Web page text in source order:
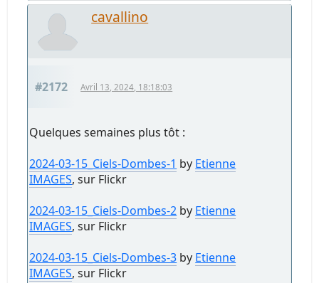
cavallino
#2172 Avril 13, 2024, 18:18:03
Quelques semaines plus tôt :
2024-03-15_Ciels-Dombes-1 by Etienne
IMAGES, sur Flickr
2024-03-15_Ciels-Dombes-2 by Etienne
IMAGES, sur Flickr
2024-03-15_Ciels-Dombes-3 by Etienne
IMAGES, sur Flickr